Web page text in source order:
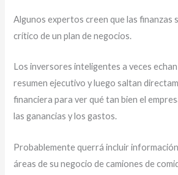
Algunos expertos creen que las finanzas
crítico de un plan de negocios.
Los inversores inteligentes a veces
resumen ejecutivo y luego saltan
financiera para ver qué tan bien el
las ganancias y los gastos.
Probablemente querrá incluir
áreas de su negocio de camiones de